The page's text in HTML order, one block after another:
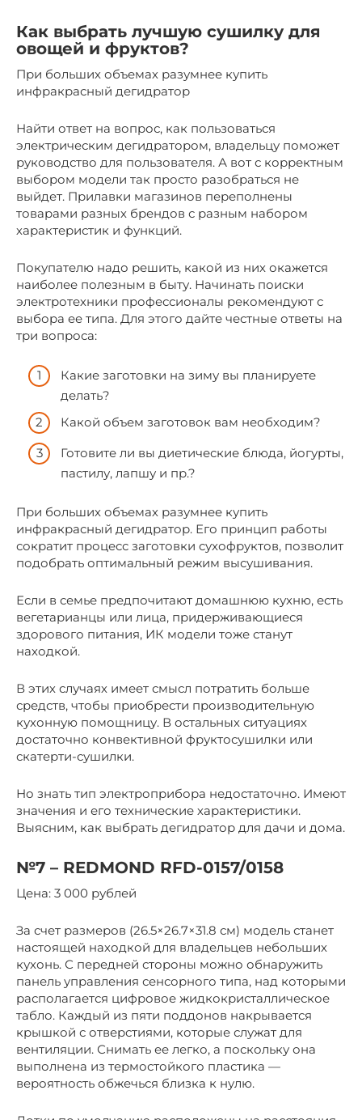
Как выбрать лучшую сушилку для
овощей и фруктов?
При больших объемах разумнее купить
инфракрасный дегидратор
Найти ответ на вопрос, как пользоваться
электрическим дегидратором, владельцу поможет
руководство для пользователя. А вот с корректным
выбором модели так просто разобраться не
выйдет. Прилавки магазинов переполнены
товарами разных брендов с разным набором
характеристик и функций.
Покупателю надо решить, какой из них окажется
наиболее полезным в быту. Начинать поиски
электротехники профессионалы рекомендуют с
выбора ее типа. Для этого дайте честные ответы на
три вопроса:
Какие заготовки на зиму вы планируете
делать?
Какой объем заготовок вам необходим?
Готовите ли вы диетические блюда, йогурты,
пастилу, лапшу и пр.?
При больших объемах разумнее купить
инфракрасный дегидратор. Его принцип работы
сократит процесс заготовки сухофруктов, позволит
подобрать оптимальный режим высушивания.
Если в семье предпочитают домашнюю кухню, есть
вегетарианцы или лица, придерживающиеся
здорового питания, ИК модели тоже станут
находкой.
В этих случаях имеет смысл потратить больше
средств, чтобы приобрести производительную
кухонную помощницу. В остальных ситуациях
достаточно конвективной фруктосушилки или
скатерти-сушилки.
Но знать тип электроприбора недостаточно. Имеют
значения и его технические характеристики.
Выясним, как выбрать дегидратор для дачи и дома.
№7 – REDMOND RFD-0157/0158
Цена: 3 000 рублей
За счет размеров (26.5×26.7×31.8 см) модель станет
настоящей находкой для владельцев небольших
кухонь. С передней стороны можно обнаружить
панель управления сенсорного типа, над которыми
располагается цифровое жидкокристаллическое
табло. Каждый из пяти поддонов накрывается
крышкой с отверстиями, которые служат для
вентиляции. Снимать ее легко, а поскольку она
выполнена из термостойкого пластика —
вероятность обжечься близка к нулю.